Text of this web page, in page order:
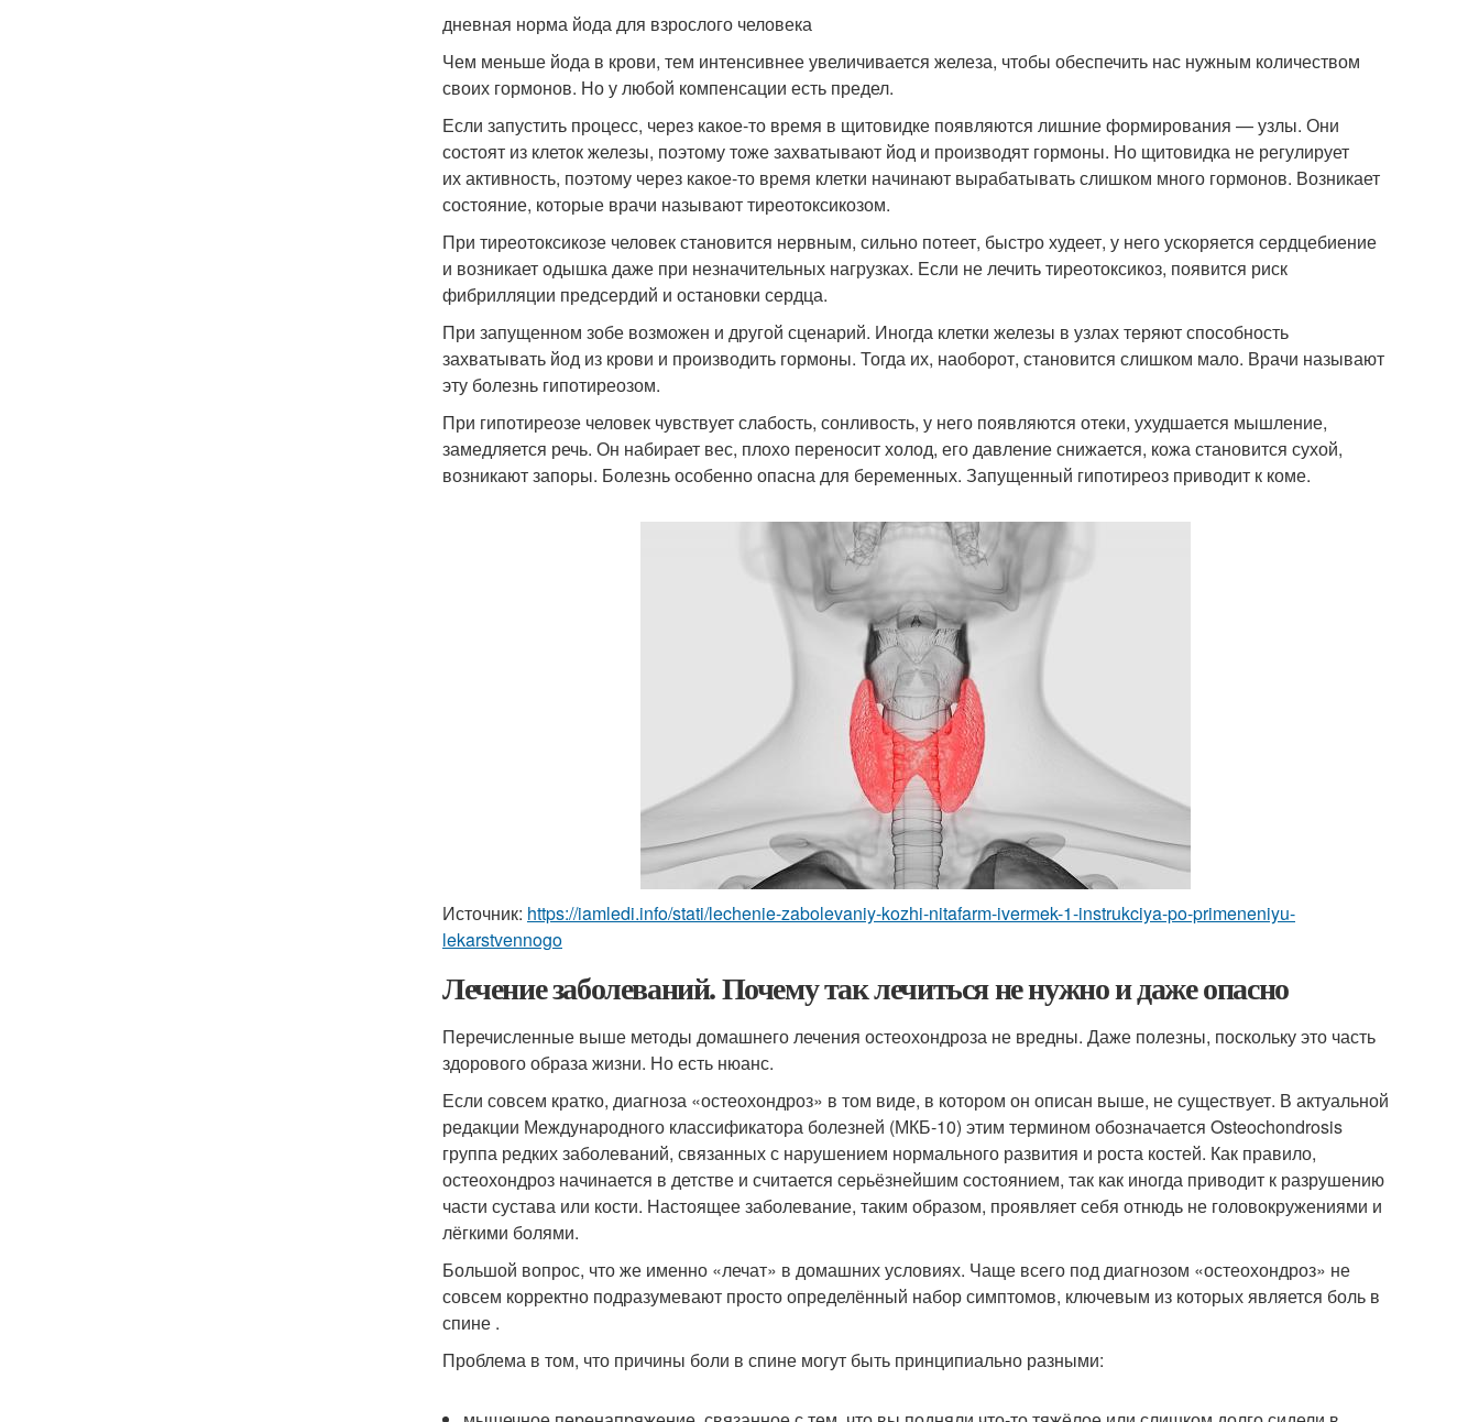
дневная норма йода для взрослого человека
Чем меньше йода в крови, тем интенсивнее увеличивается железа, чтобы обеспечить нас нужным количеством
своих гормонов. Но у любой компенсации есть предел.
Если запустить процесс, через какое-то время в щитовидке появляются лишние формирования — узлы. Они
состоят из клеток железы, поэтому тоже захватывают йод и производят гормоны. Но щитовидка не регулирует
их активность, поэтому через какое-то время клетки начинают вырабатывать слишком много гормонов. Возникает
состояние, которые врачи называют тиреотоксикозом.
При тиреотоксикозе человек становится нервным, сильно потеет, быстро худеет, у него ускоряется сердцебиение
и возникает одышка даже при незначительных нагрузках. Если не лечить тиреотоксикоз, появится риск
фибрилляции предсердий и остановки сердца.
При запущенном зобе возможен и другой сценарий. Иногда клетки железы в узлах теряют способность
захватывать йод из крови и производить гормоны. Тогда их, наоборот, становится слишком мало. Врачи называют
эту болезнь гипотиреозом.
При гипотиреозе человек чувствует слабость, сонливость, у него появляются отеки, ухудшается мышление,
замедляется речь. Он набирает вес, плохо переносит холод, его давление снижается, кожа становится сухой,
возникают запоры. Болезнь особенно опасна для беременных. Запущенный гипотиреоз приводит к коме.
Источник: https://iamledi.info/stati/lechenie-zabolevaniy-kozhi-nitafarm-ivermek-1-instrukciya-po-primeneniyu-
lekarstvennogo
Лечение заболеваний. Почему так лечиться не нужно и даже опасно
Перечисленные выше методы домашнего лечения остеохондроза не вредны. Даже полезны, поскольку это часть
здорового образа жизни. Но есть нюанс.
Если совсем кратко, диагноза «остеохондроз» в том виде, в котором он описан выше, не существует. В актуальной
редакции Международного классификатора болезней (МКБ‑10) этим термином обозначается Osteochondrosis
группа редких заболеваний, связанных с нарушением нормального развития и роста костей. Как правило,
остеохондроз начинается в детстве и считается серьёзнейшим состоянием, так как иногда приводит к разрушению
части сустава или кости. Настоящее заболевание, таким образом, проявляет себя отнюдь не головокружениями и
лёгкими болями.
Большой вопрос, что же именно «лечат» в домашних условиях. Чаще всего под диагнозом «остеохондроз» не
совсем корректно подразумевают просто определённый набор симптомов, ключевым из которых является боль в
спине .
Проблема в том, что причины боли в спине могут быть принципиально разными: